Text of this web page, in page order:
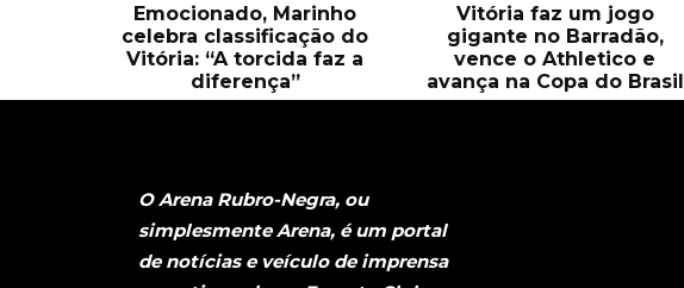
Emocionado, Marinho
celebra classificação do
Vitória: “A torcida faz a
diferença”
Vitória faz um jogo
gigante no Barradão,
vence o Athletico e
avança na Copa do Brasil
O Arena Rubro-Negra, ou
simplesmente Arena, é um portal
de notícias e veículo de imprensa